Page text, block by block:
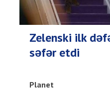
Zelenski ilk
səfər etdi
Planet